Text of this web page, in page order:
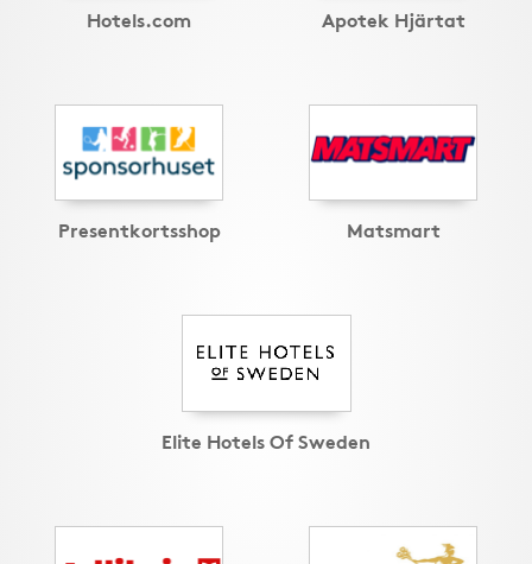
Hotels.com Apotek Hjärtat
Presentkortsshop Matsmart
Elite Hotels Of Sweden